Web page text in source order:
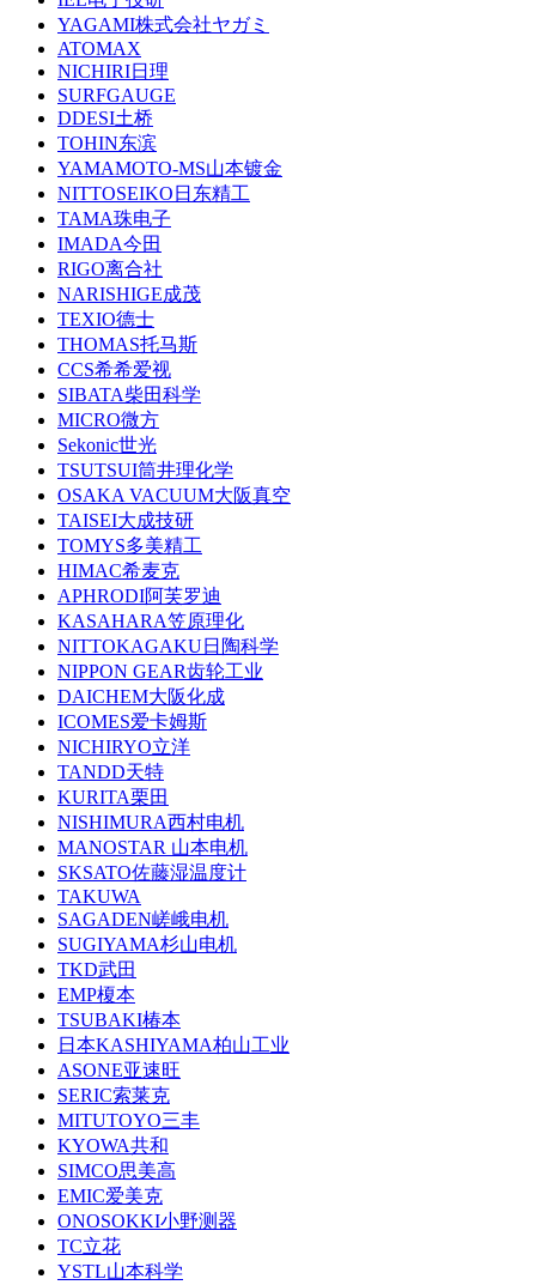
YAGAMI株式会社ヤガミ
ATOMAX
NICHIRI日理
SURFGAUGE
DDESI土桥
TOHIN东滨
YAMAMOTO-MS山本镀金
NITTOSEIKO日东精工
TAMA珠电子
IMADA今田
RIGO离合社
NARISHIGE成茂
TEXIO德士
THOMAS托马斯
CCS希希爱视
SIBATA柴田科学
MICRO微方
Sekonic世光
TSUTSUI筒井理化学
OSAKA VACUUM大阪真空
TAISEI大成技研
TOMYS多美精工
HIMAC希麦克
APHRODI阿芙罗迪
KASAHARA笠原理化
NITTOKAGAKU日陶科学
NIPPON GEAR齿轮工业
DAICHEM大阪化成
ICOMES爱卡姆斯
NICHIRYO立洋
TANDD天特
KURITA栗田
NISHIMURA西村电机
MANOSTAR 山本电机
SKSATO佐藤湿温度计
TAKUWA
SAGADEN嵯峨电机
SUGIYAMA杉山电机
TKD武田
EMP榎本
TSUBAKI椿本
日本KASHIYAMA柏山工业
ASONE亚速旺
SERIC索莱克
MITUTOYO三丰
KYOWA共和
SIMCO思美高
EMIC爱美克
ONOSOKKI小野测器
TC立花
YSTL山本科学